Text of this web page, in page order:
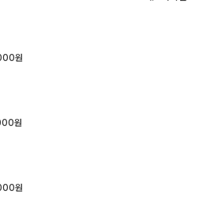
원
원
원